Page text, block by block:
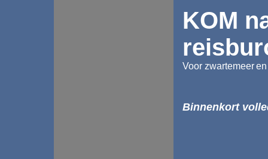
KOM
Voor zwartemeer
Binnenkort